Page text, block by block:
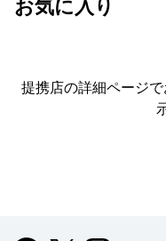
お気に入り
提携店の詳細ページ